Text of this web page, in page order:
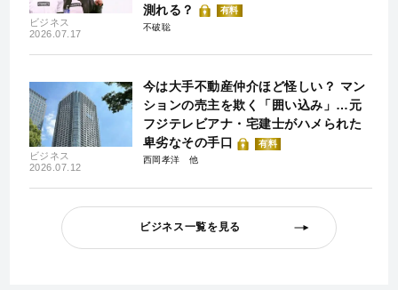
ビジネス
2026.07.17
測れる？
有料
不破聡
ビジネス
2026.07.12
今は大手不動産仲介ほど怪しい？ マン
ションの売主を欺く「囲い込み」…元
フジテレビアナ・宅建士がハメられた
卑劣なその手口
有料
西岡孝洋
ビジネス一覧を見る